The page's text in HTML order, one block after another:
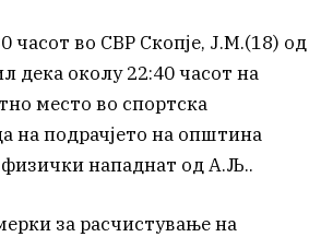
часот во СВР Скопје, Ј.М.(18) од
дека околу 22:40 часот на
место во спортска
на подрачјето на општина
нападнат од А.Љ..
за расчистување на